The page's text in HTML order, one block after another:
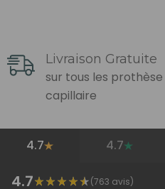
Livraison Gratuite
sur tous les prothèse
capillaire
4.7 4.7
4.7 (763 avis)